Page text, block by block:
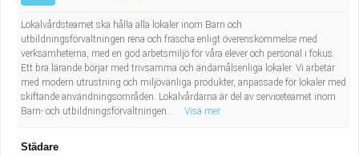
Lokalvårdsteamet ska hålla alla lokaler inom Barn och
utbildningsförvaltningen rena och fräscha enligt överenskommelse med
verksamheterna, med en god arbetsmiljö för våra elever och personal i fokus.
Ett bra lärande börjar med trivsamma och ändamålsenliga lokaler. Vi arbetar
med modern utrustning och miljövänliga produkter, anpassade för lokaler med
skiftande användningsområden. Lokalvårdarna är del av serviceteamet inom
Barn- och utbildningsförvaltningen...
Visa mer
Städare